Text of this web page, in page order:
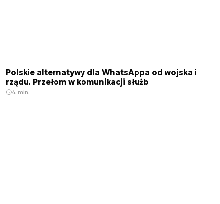
Polskie alternatywy dla WhatsAppa od wojska i
rządu. Przełom w komunikacji służb
4 min.